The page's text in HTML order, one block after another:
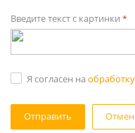
Введите текст с картинки *
Я согласен на